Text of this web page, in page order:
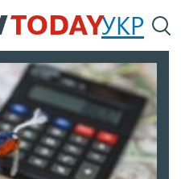
Перейти
к
содержанию
УКР